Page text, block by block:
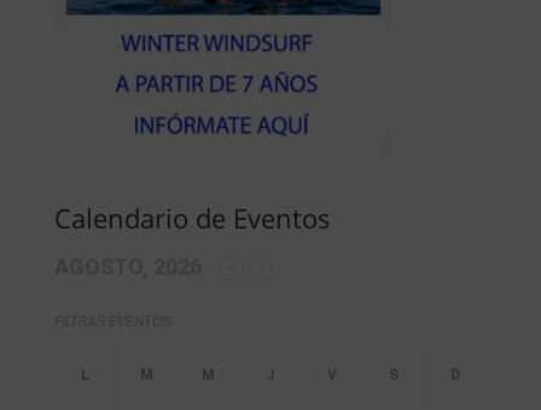
Calendario de Eventos